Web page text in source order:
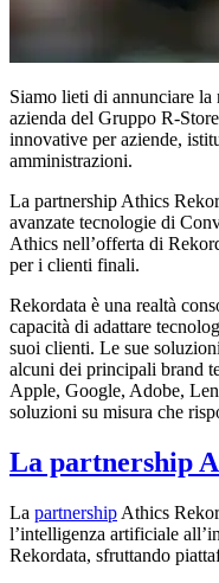
Siamo lieti di annunciare
azienda del Gruppo R-
innovative per aziende,
amministrazioni.
La partnership Athics
avanzate tecnologie di
Athics nell’offerta di
per i clienti finali.
Rekordata è una realtà
capacità di adattare
suoi clienti. Le sue
alcuni dei principali brand
Apple, Google, Adobe,
soluzioni su misura che
La partnership
La partnership Athics
l’intelligenza artificiale
Rekordata, sfruttando